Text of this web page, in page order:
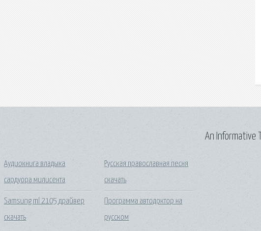
Аудиокнига владыка
сардуора милисента
Samsung ml 2105 драйвер
скачать
Русская православная песня
скачать
Программа автодоктор на
русском
An Informative